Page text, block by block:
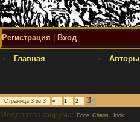
Регистрация Вход
Главная Авторы
Страница 3 из 3 « 1 2
3
Модератор форума: Ecce_Chaos ,
Inok